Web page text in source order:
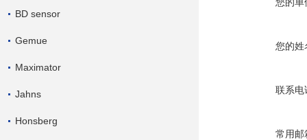
BD sensor
Gemue
Maximator
Jahns
Honsberg
您的姓
联系电
常用邮